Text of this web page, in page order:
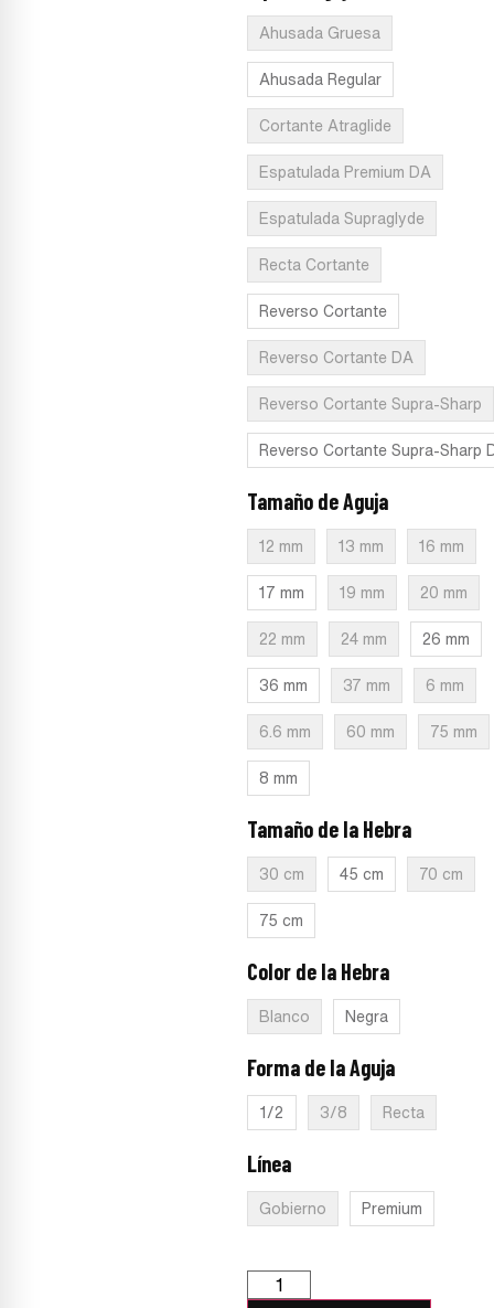
Ahusada Gruesa
Ahusada Regular
Cortante Atraglide
Espatulada Premium DA
Espatulada Supraglyde
Recta Cortante
Reverso Cortante
Reverso Cortante DA
Reverso Cortante Supra-Sharp
Reverso Cortante Supra-Sharp
Tamaño de Aguja
12 mm 13 mm 16 mm
17 mm 19 mm 20 mm
22 mm 24 mm 26 mm
36 mm 37 mm 6 mm
6.6 mm 60 mm 75 mm
8 mm
Tamaño de la Hebra
30 cm 45 cm 70 cm
75 cm
Color de la Hebra
Blanco Negra
Forma de la Aguja
1/2 3/8 Recta
Línea
Gobierno Premium